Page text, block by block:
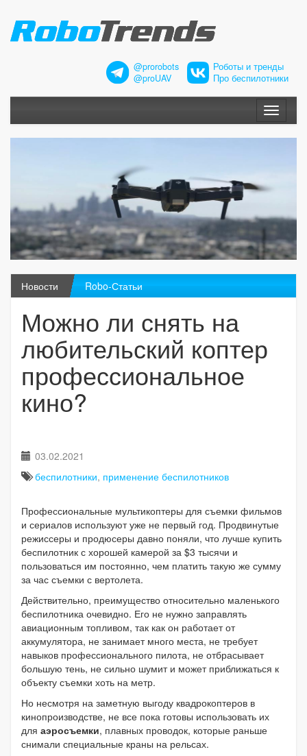
@prorobots
@proUAV
Роботы и тренды
Про беспилотники
Меню
Новости Robo-Статьи
Можно ли снять на
любительский коптер
профессиональное
кино?
03.02.2021
беспилотники, применение беспилотников
Профессиональные мультикоптеры для съемки фильмов
и сериалов используют уже не первый год. Продвинутые
режиссеры и продюсеры давно поняли, что лучше купить
беспилотник с хорошей камерой за $3 тысячи и
пользоваться им постоянно, чем платить такую же сумму
за час съемки с вертолета.
Действительно, преимущество относительно маленького
беспилотника очевидно. Его не нужно заправлять
авиационным топливом, так как он работает от
аккумулятора, не занимает много места, не требует
навыков профессионального пилота, не отбрасывает
большую тень, не сильно шумит и может приближаться к
объекту съемки хоть на метр.
Но несмотря на заметную выгоду квадрокоптеров в
кинопроизводстве, не все пока готовы использовать их
для аэросъемки, плавных проводок, которые раньше
снимали специальные краны на рельсах.